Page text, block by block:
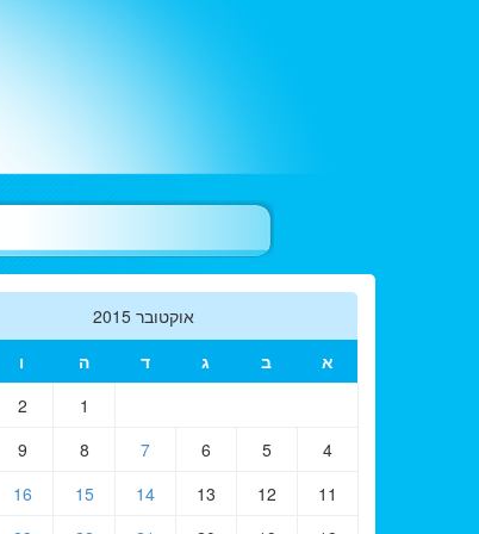
אוקטובר 2015
א
ב ג ד ה ו
1
2
4
5
6
7
8
9
11
12
13
14
15
16